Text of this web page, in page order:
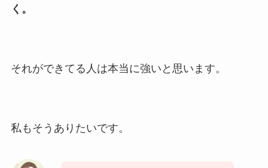
く。
それができてる人は本当に強いと思います。
私もそうありたいです。